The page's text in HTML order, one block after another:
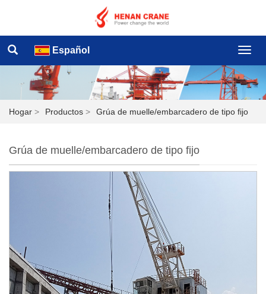
Español
Hogar > Productos > Grúa de muelle/embarcadero de tipo fijo
Grúa de muelle/embarcadero de tipo fijo